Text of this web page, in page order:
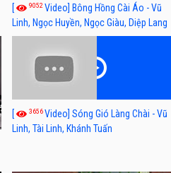
[ 9052 Video] Bông Hồng Cài Áo - Vũ
Linh, Ngọc Huyền, Ngọc Giàu, Diệp Lang
[ 3656Video] Sóng Gió Làng Chài - Vũ
Linh, Tài Linh, Khánh Tuấn